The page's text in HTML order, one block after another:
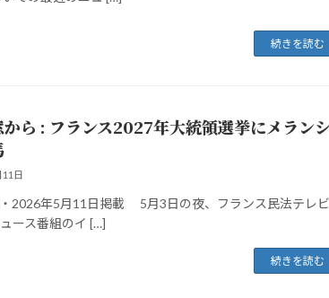
続きを読む
ら : フランス2027年大統領選挙にメラン
11日
2026年5月11日掲載 5月3日の夜、フランス民法テレビ
ース番組のイ […]
続きを読む